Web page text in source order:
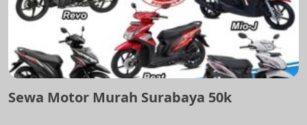
Sewa Motor Murah Surabaya 50k